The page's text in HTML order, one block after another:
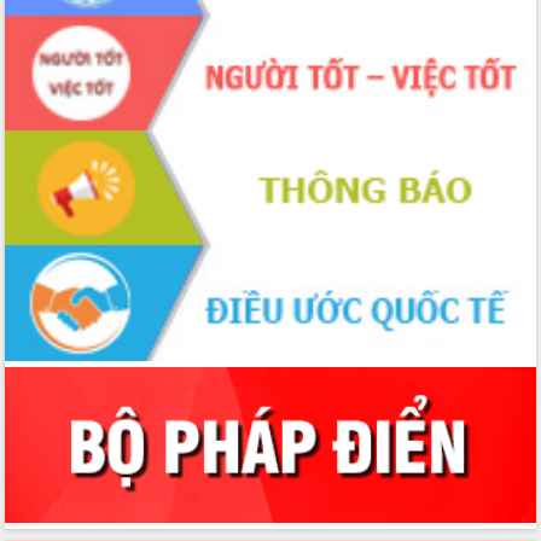
Bầu cử Quốc hội và HĐND: Cử tri Đắk
Lắk gửi gắm niềm tin, kỳ vọng vào lá
phiếu
Đắk Lắk sẵn sàng các điều kiện cho
Ngày hội bầu cử đại biểu Quốc hội
khóa XVI và HĐND các cấp nhiệm kỳ
2026-2031
Đảm bảo cuộc bầu cử đại biểu Quốc
hội và đại biểu HĐND các cấp diễn ra
an toàn, hiệu quả, đúng quy định
Thủ tướng Chính phủ Phạm Minh Chính
kiểm tra, chỉ đạo hoàn thành các dự
án cao tốc và thăm khu tái định cư tại
Đắk Lắk
Sôi nổi Hội đua ngựa truyền thống Gò
Thì Thùng mừng Xuân Bính Ngọ 2026
Lãnh đạo tỉnh dâng hương tưởng niệm
tại Đập Đồng Cam đầu Xuân Bính Ngọ
Ngành nông nghiệp phấn đấu tăng
UBND tỉnh Đắk Lắk triển khai công tác